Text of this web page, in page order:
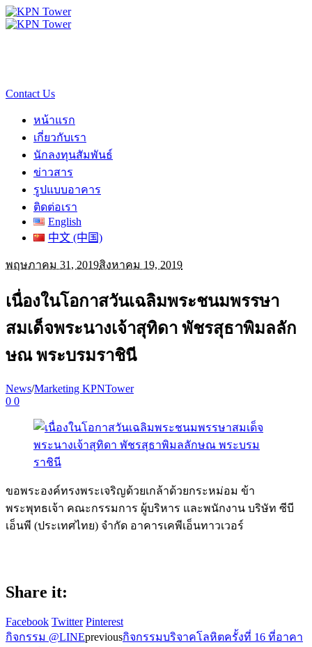
Contact Us
หน้าแรก
เกี่ยวกับเรา
นักลงทุนสัมพันธ์
ข่าวสาร
รูปแบบอาคาร
ติดต่อเรา
English
中文 (中国)
พฤษภาคม 31, 2019สิงหาคม 19, 2019
เนื่องในโอกาสวันเฉลิมพระชนมพรรษา
สมเด็จพระนางเจ้าสุทิดา พัชรสุธาพิมลลัก
ษณ พระบรมราชินี
News/Marketing KPNTower
0 0
ขอพระองค์ทรงพระเจริญด้วยเกล้าด้วยกระหม่อม ข้า
พระพุทธเจ้า คณะกรรมการ ผู้บริหาร และพนักงาน บริษัท ซีบี
เอ็นพี (ประเทศไทย) จำกัด อาคารเคพีเอ็นทาวเวอร์
Share it:
Facebook Twitter Pinterest
กิจกรรม @LINEpreviousกิจกรรมบริจาคโลหิตครั้งที่ 16 ที่อาคา